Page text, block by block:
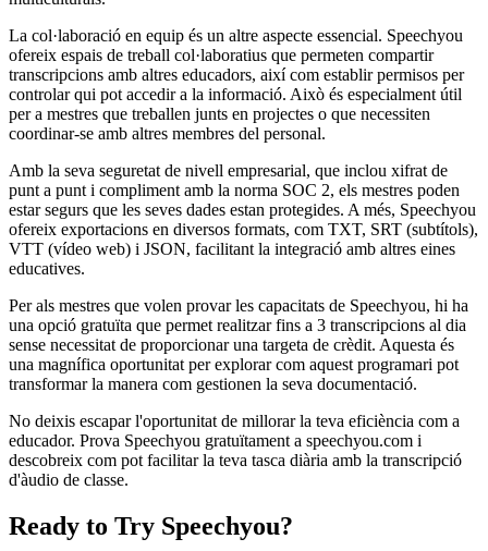
La col·laboració en equip és un altre aspecte essencial. Speechyou
ofereix espais de treball col·laboratius que permeten compartir
transcripcions amb altres educadors, així com establir permisos per
controlar qui pot accedir a la informació. Això és especialment útil
per a mestres que treballen junts en projectes o que necessiten
coordinar-se amb altres membres del personal.
Amb la seva seguretat de nivell empresarial, que inclou xifrat de
punt a punt i compliment amb la norma SOC 2, els mestres poden
estar segurs que les seves dades estan protegides. A més, Speechyou
ofereix exportacions en diversos formats, com TXT, SRT (subtítols),
VTT (vídeo web) i JSON, facilitant la integració amb altres eines
educatives.
Per als mestres que volen provar les capacitats de Speechyou, hi ha
una opció gratuïta que permet realitzar fins a 3 transcripcions al dia
sense necessitat de proporcionar una targeta de crèdit. Aquesta és
una magnífica oportunitat per explorar com aquest programari pot
transformar la manera com gestionen la seva documentació.
No deixis escapar l'oportunitat de millorar la teva eficiència com a
educador. Prova Speechyou gratuïtament a speechyou.com i
descobreix com pot facilitar la teva tasca diària amb la transcripció
d'àudio de classe.
Ready to Try Speechyou?